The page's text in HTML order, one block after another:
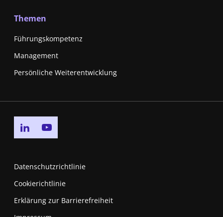
Themen
Führungskompetenz
Management
Persönliche Weiterentwicklung
Go to linkedin page
Datenschutzrichtlinie
Cookierichtlinie
Erklärung zur Barrierefreiheit